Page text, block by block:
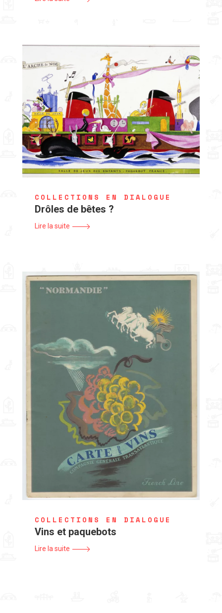
COLLECTIONS EN DIALOGUE
Drôles de bêtes ?
Lire la suite
COLLECTIONS EN DIALOGUE
Vins et paquebots
Lire la suite